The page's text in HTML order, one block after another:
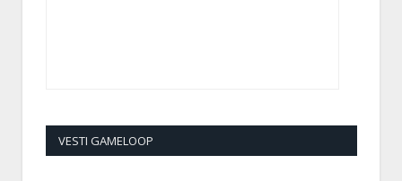
VESTI GAMELOOP